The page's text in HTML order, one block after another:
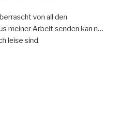
von all den
meiner Arbeit senden kan n…
leise sind.